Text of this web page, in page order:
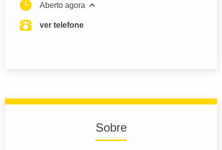
Aberto agora
ver telefone
Sobre